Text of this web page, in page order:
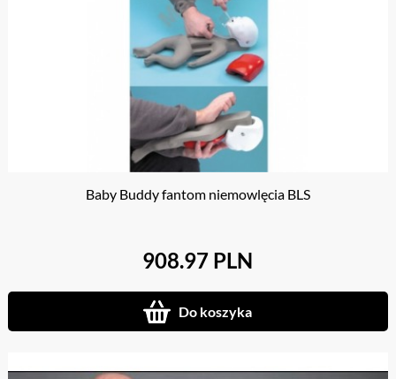
Baby Buddy fantom niemowlęcia BLS
908.97 PLN
Do koszyka